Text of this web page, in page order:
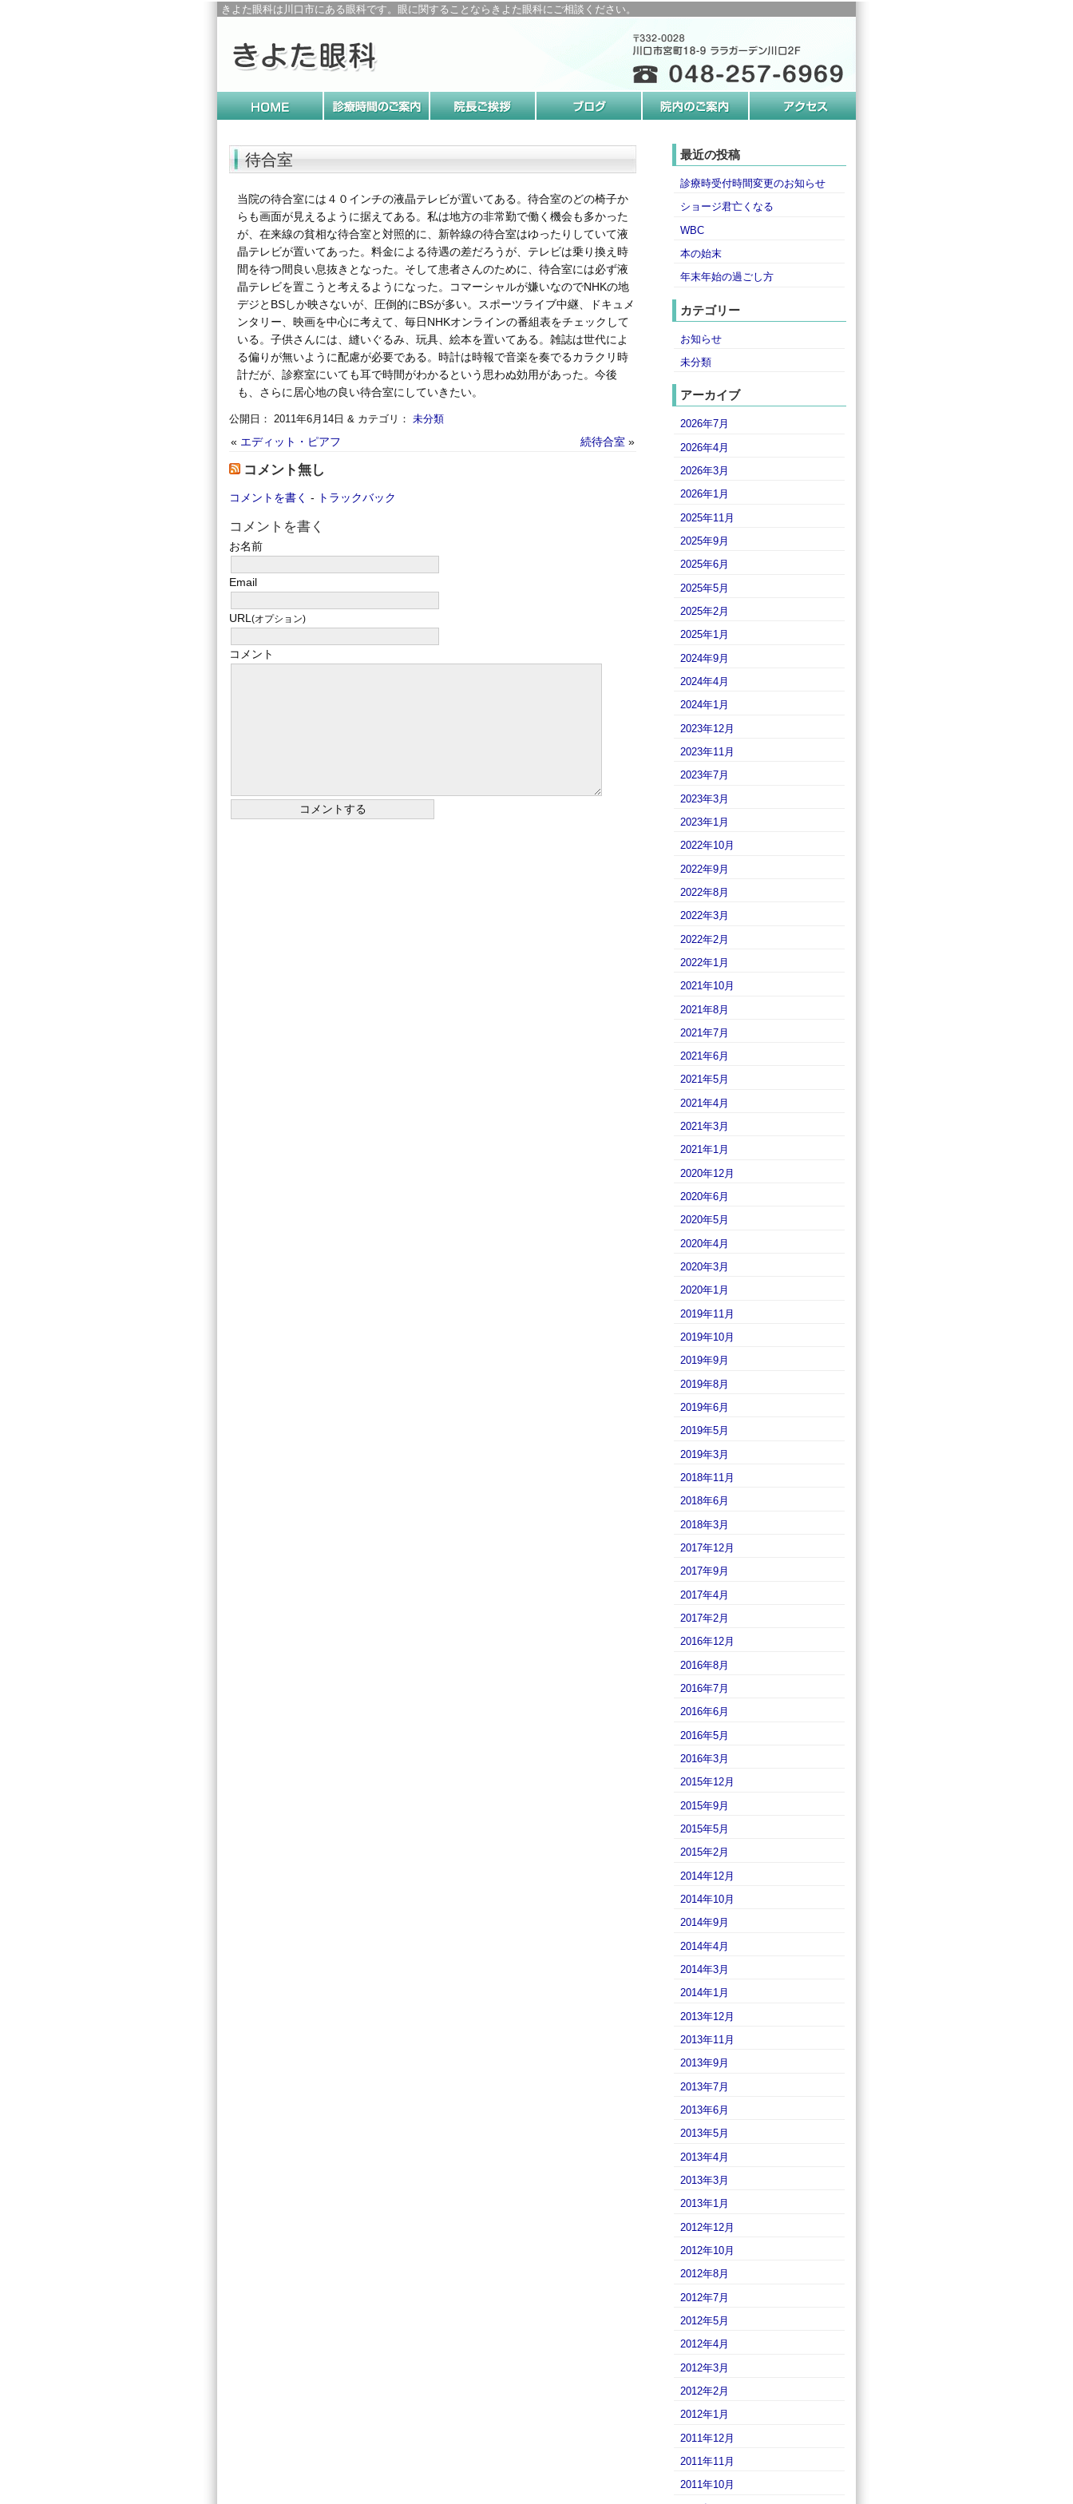
きよた眼科は川口市にある眼科です。眼に関することならきよた眼科にご相談ください。
待合室
当院の待合室には４０インチの液晶テレビが置いてある。待合室のどの椅子か
らも画面が見えるように据えてある。私は地方の非常勤で働く機会も多かった
が、在来線の貧相な待合室と対照的に、新幹線の待合室はゆったりしていて液
晶テレビが置いてあった。料金による待遇の差だろうが、テレビは乗り換え時
間を待つ間良い息抜きとなった。そして患者さんのために、待合室には必ず液
晶テレビを置こうと考えるようになった。コマーシャルが嫌いなのでNHKの地
デジとBSしか映さないが、圧倒的にBSが多い。スポーツライブ中継、ドキュメ
ンタリー、映画を中心に考えて、毎日NHKオンラインの番組表をチェックして
いる。子供さんには、縫いぐるみ、玩具、絵本を置いてある。雑誌は世代によ
る偏りが無いように配慮が必要である。時計は時報で音楽を奏でるカラクリ時
計だが、診察室にいても耳で時間がわかるという思わぬ効用があった。今後
も、さらに居心地の良い待合室にしていきたい。
公開日： 2011年6月14日 & カテゴリ：未分類
続待合室 »
« エディット・ピアフ
コメント無し
コメントを書く - トラックバック
コメントを書く
お名前
Email
URL(オプション)
コメント
最近の投稿
診療時受付時間変更のお知らせ
ショージ君亡くなる
WBC
本の始末
年末年始の過ごし方
カテゴリー
お知らせ
未分類
アーカイブ
2026年7月
2026年4月
2026年3月
2026年1月
2025年11月
2025年9月
2025年6月
2025年5月
2025年2月
2025年1月
2024年9月
2024年4月
2024年1月
2023年12月
2023年11月
2023年7月
2023年3月
2023年1月
2022年10月
2022年9月
2022年8月
2022年3月
2022年2月
2022年1月
2021年10月
2021年8月
2021年7月
2021年6月
2021年5月
2021年4月
2021年3月
2021年1月
2020年12月
2020年6月
2020年5月
2020年4月
2020年3月
2020年1月
2019年11月
2019年10月
2019年9月
2019年8月
2019年6月
2019年5月
2019年3月
2018年11月
2018年6月
2018年3月
2017年12月
2017年9月
2017年4月
2017年2月
2016年12月
2016年8月
2016年7月
2016年6月
2016年5月
2016年3月
2015年12月
2015年9月
2015年5月
2015年2月
2014年12月
2014年10月
2014年9月
2014年4月
2014年3月
2014年1月
2013年12月
2013年11月
2013年9月
2013年7月
2013年6月
2013年5月
2013年4月
2013年3月
2013年1月
2012年12月
2012年10月
2012年8月
2012年7月
2012年5月
2012年4月
2012年3月
2012年2月
2012年1月
2011年12月
2011年11月
2011年10月